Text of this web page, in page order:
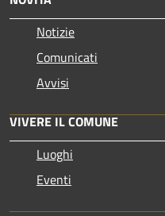
Notizie
Comunicati
Avvisi
VIVERE IL COMUNE
Luoghi
Eventi